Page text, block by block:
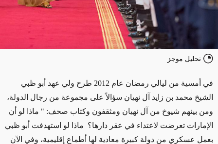
تحليل موجز
في أمسية من ليالي رمضان عام 2012 طرح ولي عهد أبو ظبي
الشيخ محمد بن زايد آل نهيان سؤالاً على مجموعة من رجال الدولة،
ومن بينهم شيوخ من آل نهيان ومثقفون وكتاب صحف: " ماذا لو أن
الإمارات تعرضت لاعتداء في عقر دارها؟ ماذا لو استهدفت أبو ظبي
بعمل عسكري من دولة كبيرة معادية لها أطماع إقليمية، وفي الآن